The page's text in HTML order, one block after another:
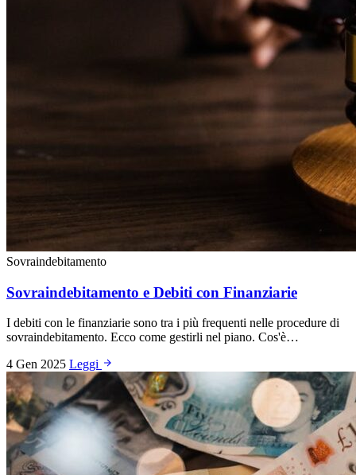
Sovraindebitamento
Sovraindebitamento e Debiti con Finanziarie
I debiti con le finanziarie sono tra i più frequenti nelle procedure di
sovraindebitamento. Ecco come gestirli nel piano. Cos'è…
4 Gen 2025 Leggi